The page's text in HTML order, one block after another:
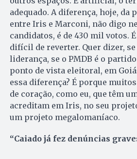
adequado. A diferença, hoje, da
entre Iris e Marconi, não digo
candidatos, é de 430 mil votos.
difícil de reverter. Quer dizer,
liderança, se o PMDB é o
ponto de vista eleitoral, em
essa diferença? É porque
de coração, como eu, que têm
acreditam em Iris, no seu
um projeto megalomaníaco.
“Caiado já fez denúncias